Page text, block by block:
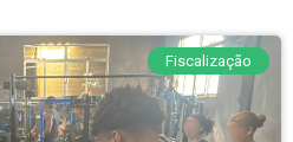
Fiscalização